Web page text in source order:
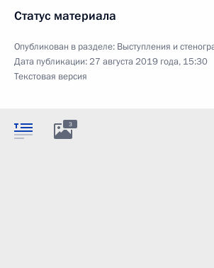
Статус материала
Опубликован в разделе: Выступления и
Дата публикации:27 августа 2019 года, 15:30
Текстовая версия
3